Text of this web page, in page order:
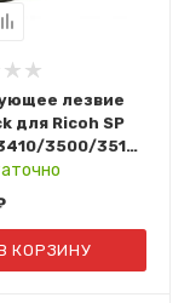
лезвие
для Ricoh SP
3500/3510
уп.)
КОРЗИНУ